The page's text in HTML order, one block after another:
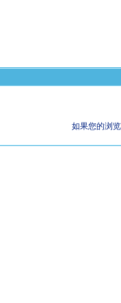
如果您的浏